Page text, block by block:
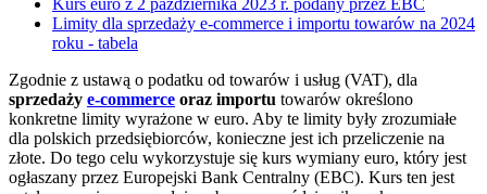
Limity dla sprzedaży e-commerce i importu towarów na 2024
roku - tabela
Zgodnie z ustawą o podatku od towarów i usług (VAT), dla
sprzedaży e-commerce oraz importu towarów określono
konkretne limity wyrażone w euro. Aby te limity były zrozumiałe
dla polskich przedsiębiorców, konieczne jest ich przeliczenie na
złote. Do tego celu wykorzystuje się kurs wymiany euro, który jest
ogłaszany przez Europejski Bank Centralny (EBC). Kurs ten jest